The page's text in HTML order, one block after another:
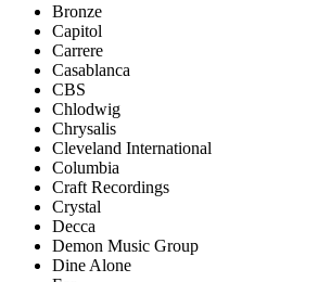
Bronze
Capitol
Carrere
Casablanca
CBS
Chlodwig
Chrysalis
Cleveland International
Columbia
Craft Recordings
Crystal
Decca
Demon Music Group
Dine Alone